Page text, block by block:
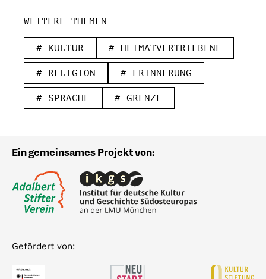
WEITERE THEMEN
# KULTUR # HEIMATVERTRIEBENE
# RELIGION # ERINNERUNG
# SPRACHE # GRENZE
Ein gemeinsames Projekt von:
Gefördert von: